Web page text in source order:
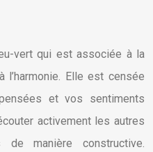
vert qui est associée à la
l’harmonie. Elle est censée
et vos sentiments
activement les autres
manière constructive.